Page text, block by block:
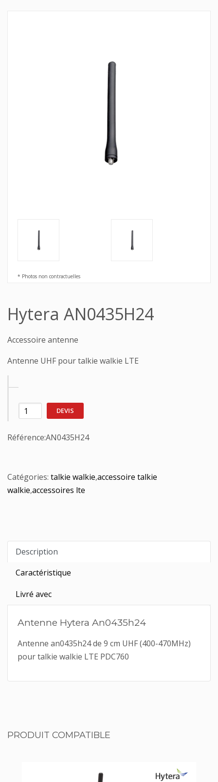
* Photos non contractuelles
Hytera AN0435H24
Accessoire antenne
Antenne UHF pour talkie walkie LTE
DEVIS
Référence:AN0435H24
Catégories: talkie walkie,accessoire talkie
walkie,accessoires lte
Description
Caractéristique
Livré avec
Antenne Hytera An0435h24
Antenne an0435h24 de 9 cm UHF (400-470MHz)
pour talkie walkie LTE PDC760
PRODUIT COMPATIBLE